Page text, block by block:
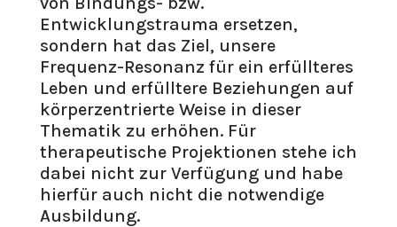
Entwicklungstrauma ersetzen,
sondern hat das Ziel, unsere
Frequenz-Resonanz für ein erfüllteres
Leben und erfülltere Beziehungen auf
körperzentrierte Weise in dieser
Thematik zu erhöhen. Für
therapeutische Projektionen stehe ich
dabei nicht zur Verfügung und habe
hierfür auch nicht die notwendige
Ausbildung.